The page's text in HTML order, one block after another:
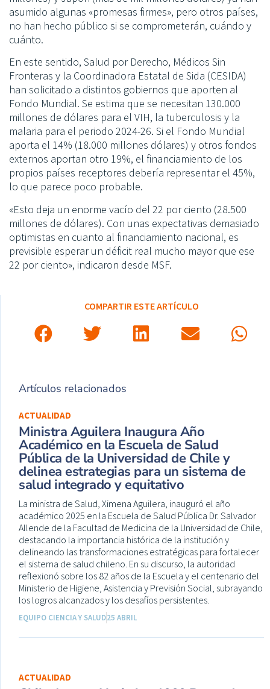
asumido algunas «promesas firmes», pero otros países,
no han hecho público si se comprometerán, cuándo y
cuánto.
En este sentido, Salud por Derecho, Médicos Sin
Fronteras y la Coordinadora Estatal de Sida (CESIDA)
han solicitado a distintos gobiernos que aporten al
Fondo Mundial. Se estima que se necesitan 130.000
millones de dólares para el VIH, la tuberculosis y la
malaria para el periodo 2024-26. Si el Fondo Mundial
aporta el 14% (18.000 millones dólares) y otros fondos
externos aportan otro 19%, el financiamiento de los
propios países receptores debería representar el 45%,
lo que parece poco probable.
«Esto deja un enorme vacío del 22 por ciento (28.500
millones de dólares). Con unas expectativas demasiado
optimistas en cuanto al financiamiento nacional, es
previsible esperar un déficit real mucho mayor que ese
22 por ciento», indicaron desde MSF.
COMPARTIR ESTE ARTÍCULO
Artículos relacionados
ACTUALIDAD
Ministra Aguilera Inaugura Año
Académico en la Escuela de Salud
Pública de la Universidad de Chile y
delinea estrategias para un sistema de
salud integrado y equitativo
La ministra de Salud, Ximena Aguilera, inauguró el año
académico 2025 en la Escuela de Salud Pública Dr. Salvador
Allende de la Facultad de Medicina de la Universidad de Chile,
destacando la importancia histórica de la institución y
delineando las transformaciones estratégicas para fortalecer
el sistema de salud chileno. En su discurso, la autoridad
reflexionó sobre los 82 años de la Escuela y el centenario del
Ministerio de Higiene, Asistencia y Previsión Social, subrayando
los logros alcanzados y los desafíos persistentes.
EQUIPO CIENCIA Y SALUD25 ABRIL
ACTUALIDAD